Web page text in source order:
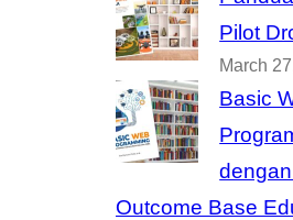
Pilot
March
Basic
Outcome Base